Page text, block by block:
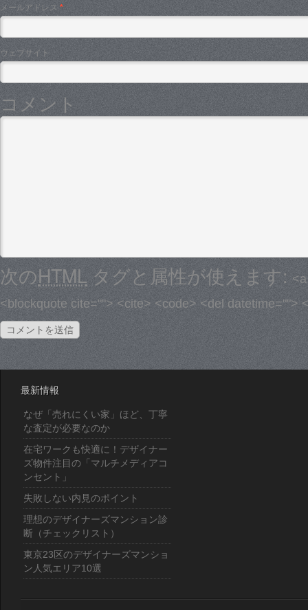
メールアドレス *
ウェブサイト
コメント
次のHTMLタグと属性が使えます:
<blockquote cite=""> <cite> <code> <del datetime="">
最新情報
なぜ「売れにくい家」ほど、丁寧
な査定が必要なのか
在宅ワークも快適に！デザイナー
ズ物件注目の「マルチメディアコ
ンセント」
失敗しない内見のポイント
理想のデザイナーズマンション診
断（チェックリスト）
東京23区のデザイナーズマンショ
ン人気エリア10選